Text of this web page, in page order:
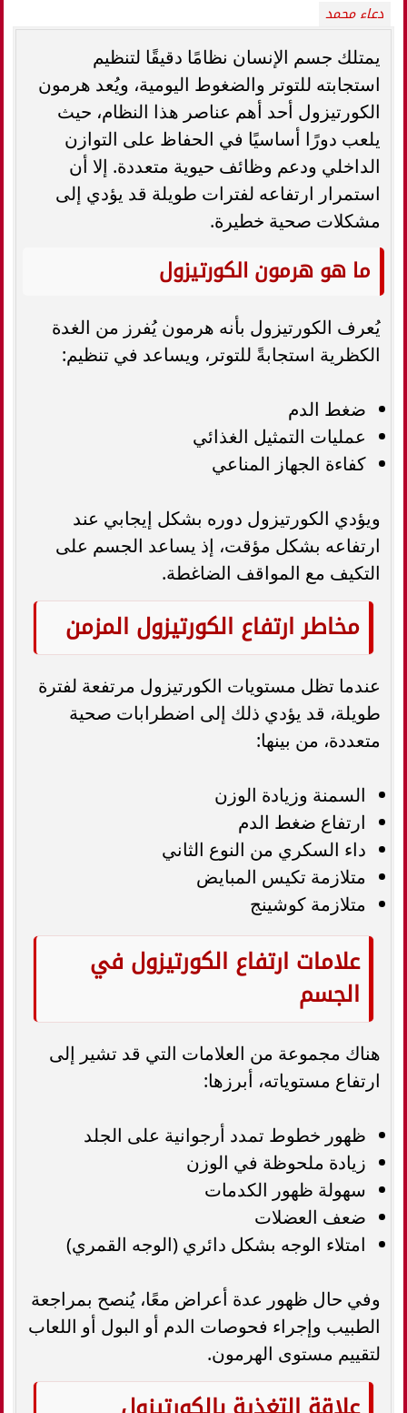
دعاء محمد
يمتلك جسم الإنسان نظامًا دقيقًا لتنظيم
استجابته للتوتر والضغوط اليومية، ويُعد هرمون
الكورتيزول أحد أهم عناصر هذا النظام، حيث
يلعب دورًا أساسيًا في الحفاظ على التوازن
الداخلي ودعم وظائف حيوية متعددة. إلا أن
استمرار ارتفاعه لفترات طويلة قد يؤدي إلى
مشكلات صحية خطيرة.
ما هو هرمون الكورتيزول
يُعرف الكورتيزول بأنه هرمون يُفرز من الغدة
الكظرية استجابةً للتوتر، ويساعد في تنظيم:
ضغط الدم
عمليات التمثيل الغذائي
كفاءة الجهاز المناعي
ويؤدي الكورتيزول دوره بشكل إيجابي عند
ارتفاعه بشكل مؤقت، إذ يساعد الجسم على
التكيف مع المواقف الضاغطة.
مخاطر ارتفاع الكورتيزول المزمن
عندما تظل مستويات الكورتيزول مرتفعة لفترة
طويلة، قد يؤدي ذلك إلى اضطرابات صحية
متعددة، من بينها:
السمنة وزيادة الوزن
ارتفاع ضغط الدم
داء السكري من النوع الثاني
متلازمة تكيس المبايض
متلازمة كوشينج
علامات ارتفاع الكورتيزول في
الجسم
هناك مجموعة من العلامات التي قد تشير إلى
ارتفاع مستوياته، أبرزها:
ظهور خطوط تمدد أرجوانية على الجلد
زيادة ملحوظة في الوزن
سهولة ظهور الكدمات
ضعف العضلات
امتلاء الوجه بشكل دائري (الوجه القمري)
وفي حال ظهور عدة أعراض معًا، يُنصح بمراجعة
الطبيب وإجراء فحوصات الدم أو البول أو اللعاب
لتقييم مستوى الهرمون.